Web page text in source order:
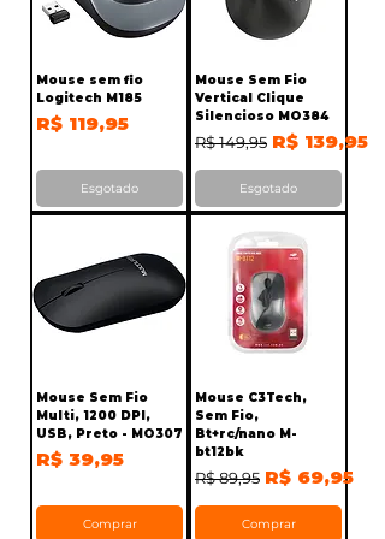
Mouse sem fio
Logitech M185
Preço
R$ 119,95
Esgotado
Mouse Sem Fio
Vertical Clique
Silencioso MO384
Preço normal
R$ 149,95 Preço
R$ 139,95
Esgotado
Mouse Sem Fio
Multi, 1200 DPI,
USB, Preto - MO307
Preço
R$ 39,95
Comprar
Mouse C3Tech,
Sem Fio,
Bt+rc/nano M-
bt12bk
Preço normal
R$ 89,95 Preço
R$ 69,95
Comprar